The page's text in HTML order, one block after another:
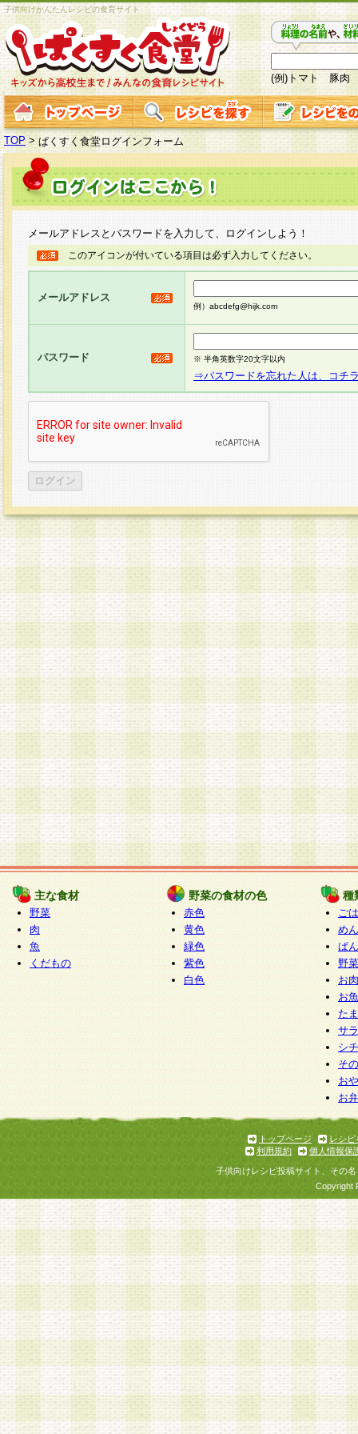
子供向けかんたんレシピの食育サイト
(例)トマト 豚肉
TOP > ぱくすく食堂ログインフォーム
メールアドレスとパスワードを入力して、ログインしよう！
このアイコンが付いている項目は必ず入力してください。
メールアドレス
例）abcdefg@hijk.com
パスワード ※ 半角英数字20文字以内
⇒パスワードを忘れた人は、コチ
主な食材
野菜
肉
魚
くだもの
野菜の食材の色
赤色
黄色
緑色
紫色
白色
種
ご
めん
ぱん
野
お
お
た
サ
シ
そ
お
お
トップページ
レシピ
利用規約
個人情報保
子供向けレシピ投稿サイト、その
Copyright